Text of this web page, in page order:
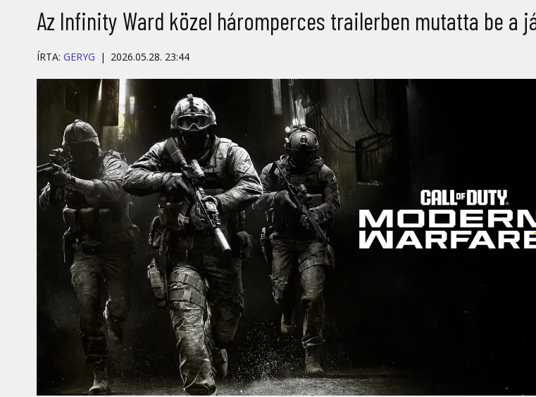
Az Infinity Ward közel háromperces trailerben mutatta be a
ÍRTA: GERYG 2026.05.28. 23:44